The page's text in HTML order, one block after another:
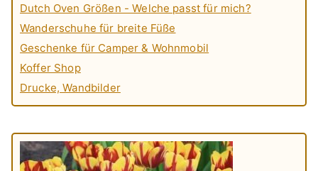
Dutch Oven Größen - Welche passt für mich?
Wanderschuhe für breite Füße
Geschenke für Camper & Wohnmobil
Koffer Shop
Drucke, Wandbilder